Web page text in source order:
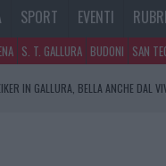
SPORT EVENTI
S. T. GALLURA BUDONI SAN
IN GALLURA, BELLA ANCHE DAL